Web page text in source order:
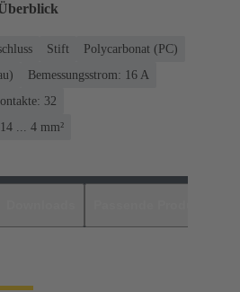
Stift
Polycarbonat (PC)
Bemessungsstrom: ‌16 A
32
... 4 mm²